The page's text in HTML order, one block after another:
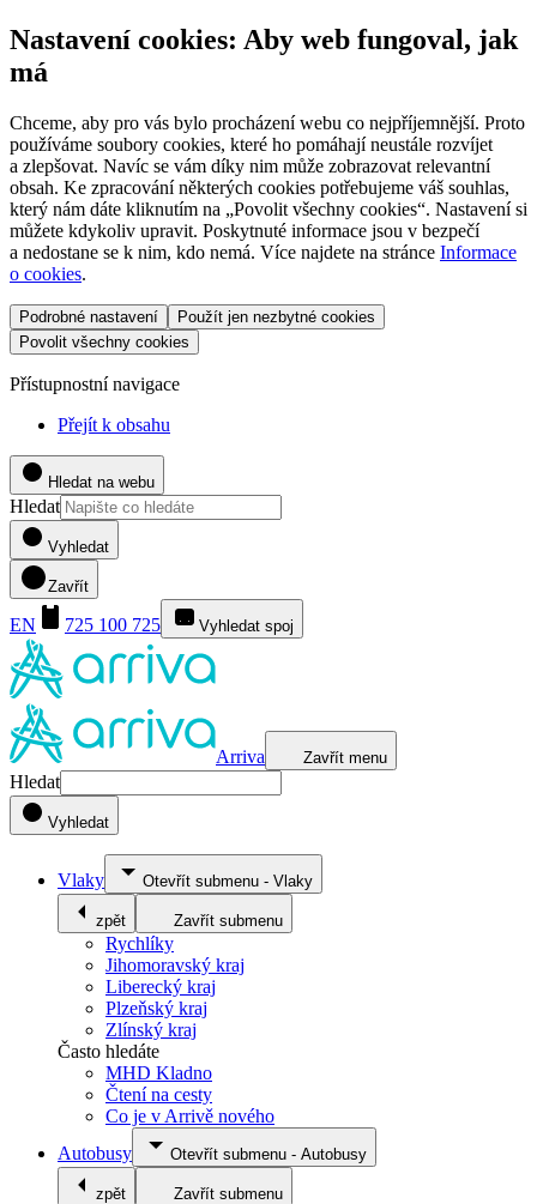
Nastavení cookies: Aby web fungoval, jak
má
Chceme, aby pro vás bylo procházení webu co nejpříjemnější. Proto
používáme soubory cookies, které ho pomáhají neustále rozvíjet
a zlepšovat. Navíc se vám díky nim může zobrazovat relevantní
obsah. Ke zpracování některých cookies potřebujeme váš souhlas,
který nám dáte kliknutím na „Povolit všechny cookies“. Nastavení si
můžete kdykoliv upravit. Poskytnuté informace jsou v bezpečí
a nedostane se k nim, kdo nemá. Více najdete na stránce Informace
o cookies.
Podrobné nastavení
Použít jen nezbytné cookies
Povolit všechny cookies
Přístupnostní navigace
Přejít k obsahu
Hledat na webu
Hledat
Vyhledat
Zavřít
EN 725 100 725 Vyhledat spoj
Arriva Zavřít menu
Hledat
Vyhledat
Vlaky Otevřít submenu - Vlaky
zpět Zavřít submenu
Rychlíky
Jihomoravský kraj
Liberecký kraj
Plzeňský kraj
Zlínský kraj
Často hledáte
MHD Kladno
Čtení na cesty
Co je v Arrivě nového
Autobusy
Otevřít submenu - Autobusy
zpět Zavřít submenu